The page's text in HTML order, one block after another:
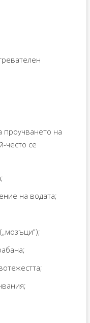
на
често се
на водата;